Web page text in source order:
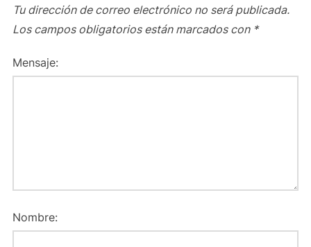
Tu dirección de correo electrónico no será publicada.
Los campos obligatorios están marcados con *
Mensaje:
Nombre: